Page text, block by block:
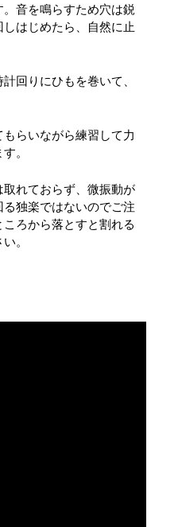
音を鳴らすため穴は鋭
はじめたら、自然に止
回りにひもを巻いて、
らいながら練習して力
。
れておらず、微振動が
独楽ではないのでご注
ろから落とすと割れる
。